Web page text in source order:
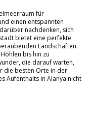
für
einen entspannten
nachdenken, sich
bietet eine perfekte
Landschaften.
bis hin zu
die darauf warten,
die besten Orte in der
Aufenthalts in Alanya nicht